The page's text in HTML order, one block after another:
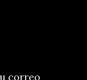
correo